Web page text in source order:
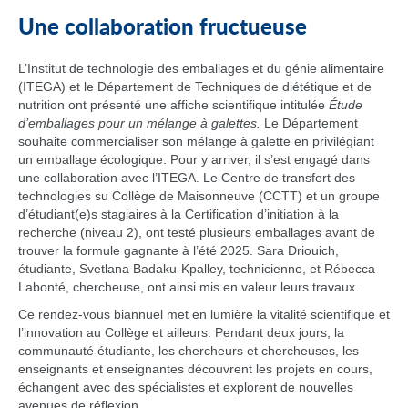
Une collaboration fructueuse
L’Institut de technologie des emballages et du génie alimentaire
(ITEGA) et le Département de Techniques de diététique et de
nutrition ont présenté une affiche scientifique intitulée Étude
d’emballages ​pour un mélange à galettes. Le Département
souhaite commercialiser son mélange à galette en privilégiant
un emballage écologique. Pour y arriver, il s’est engagé dans
une collaboration avec l’ITEGA. Le Centre de transfert des
technologies su Collège de Maisonneuve (CCTT) et un groupe
d’étudiant(e)s stagiaires à la Certification d’initiation à la
recherche (niveau 2), ont testé plusieurs emballages avant de
trouver la formule gagnante à l’été 2025. Sara Driouich,
étudiante, Svetlana Badaku-Kpalley, technicienne, et Rébecca
Labonté, chercheuse, ont ainsi mis en valeur leurs travaux.
Ce rendez‑vous biannuel met en lumière la vitalité scientifique et
l’innovation au Collège et ailleurs. Pendant deux jours, la
communauté étudiante, les chercheurs et chercheuses, les
enseignants et enseignantes découvrent les projets en cours,
échangent avec des spécialistes et explorent de nouvelles